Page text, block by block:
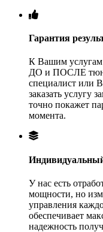
Гарантия
К Вашим услугам
ДО и ПОСЛЕ
специалист или
заказать услугу
точно покажет
момента.
У нас есть
мощности, но
управления
обеспечивает
надежность